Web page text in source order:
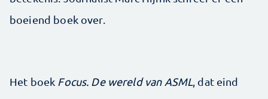
boeiend boek over.
Het boek Focus. De wereld van ASML, dat eind